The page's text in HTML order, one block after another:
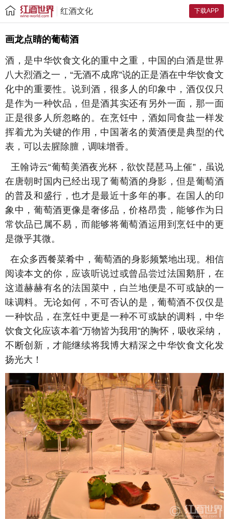
下载APP
红酒文化
画龙点睛的葡萄酒
酒，是中华饮食文化的重中之重，中国的白酒是世界
八大烈酒之一，“无酒不成席”说的正是酒在中华饮食文
化中的重要性。说到酒，很多人的印象中，酒仅仅只
是作为一种饮品，但是酒其实还有另外一面，那一面
正是很多人所忽略的。在烹饪中，酒如同食盐一样发
挥着尤为关键的作用，中国著名的黄酒便是典型的代
表，可以去腥除膻，调味增香。
王翰诗云“葡萄美酒夜光杯，欲饮琵琶马上催”，虽说
在唐朝时国内已经出现了葡萄酒的身影，但是葡萄酒
的普及和盛行，也才是最近十多年的事。在国人的印
象中，葡萄酒更像是奢侈品，价格昂贵，能够作为日
常饮品已属不易，而能够将葡萄酒运用到烹饪中的更
是微乎其微。
在众多西餐菜肴中，葡萄酒的身影频繁地出现。相信
阅读本文的你，应该听说过或曾品尝过法国鹅肝，在
这道赫赫有名的法国菜中，白兰地便是不可或缺的一
味调料。无论如何，不可否认的是，葡萄酒不仅仅是
一种饮品，在烹饪中更是一种不可或缺的调料，中华
饮食文化应该本着“万物皆为我用”的胸怀，吸收采纳，
不断创新，才能继续将我博大精深之中华饮食文化发
扬光大！